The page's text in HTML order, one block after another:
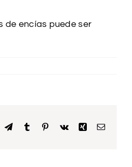
de encías puede ser
TelegramTumblr Pinterest
Vk XingEmail